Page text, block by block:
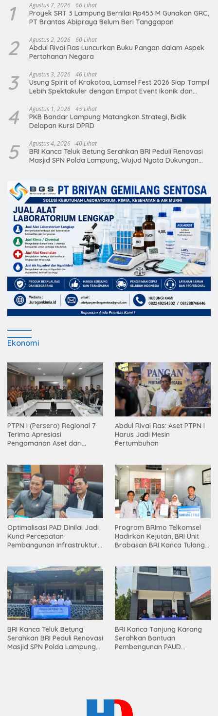
1 Agustus 7, 2026 66 Lihat
Proyek SRT 3 Lampung Bernilai Rp453 M Gunakan GRC,
PT Brantas Abipraya Belum Beri Tanggapan
2 Agustus 2, 2026 60 Lihat
Abdul Rivai Ras Luncurkan Buku Pangan dalam Aspek
Pertahanan Negara
3 Agustus 3, 2026 46 Lihat
Usung Spirit of Krakatoa, Lamsel Fest 2026 Siap Tampil
Lebih Spektakuler dengan Empat Event Ikonik dan
4 Agustus 1, 2026 45 Lihat
PKB Bandar Lampung Matangkan Strategi, Bidik
Delapan Kursi DPRD
5 Agustus 4, 2026 40 Lihat
BRI Kanca Teluk Betung Serahkan BRI Peduli Renovasi
Masjid SPN Polda Lampung, Wujud Nyata Dukungan
Ekonomi
PTPN I (Persero) Regional 7
Terima Apresiasi
Pengamanan Aset dari
Abdul Rivai Ras: Aset PTPN I
Harus Jadi Mesin
Pertumbuhan
Optimalisasi PAD Dinilai Jadi
Kunci Percepatan
Pembangunan Infrastruktur
Program BRImo Telkomsel
Hadirkan Kejutan, BRI Unit
Brabasan BRI Kanca Tulang
Mesuji
BRI Kanca Teluk Betung
Serahkan BRI Peduli Renovasi
Masjid SPN Polda Lampung,
BRI Kanca Tanjung Karang
Serahkan Bantuan
Pembangunan PAUD